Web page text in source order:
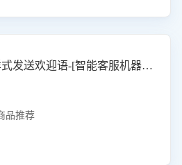
景下的专业应对能力。
京东-卡片样式发送欢迎语-[智能客服机器人]
品推荐